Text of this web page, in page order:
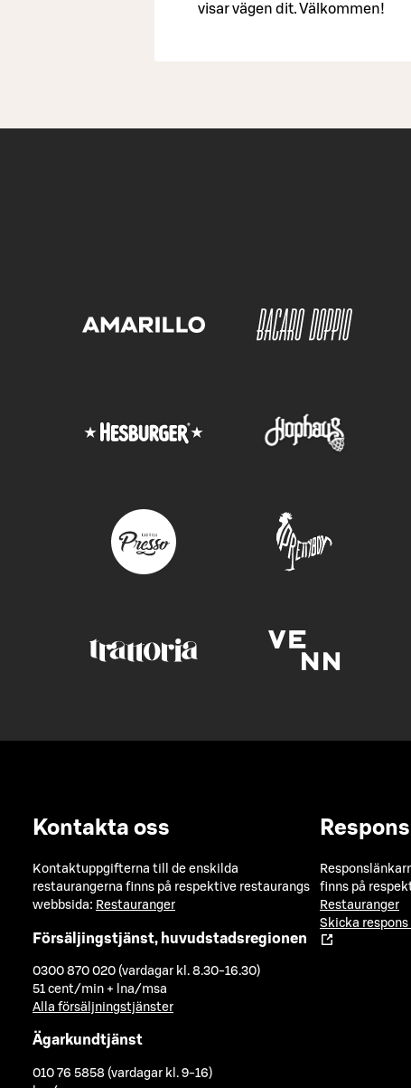
visar vägen dit. Välkommen!
Kontakta oss
Kontaktuppgifterna till de enskilda
restaurangerna finns på respektive restaurangs
webbsida: Restauranger
Försäljingstjänst, huvudstadsregionen
0300 870 020 (vardagar kl. 8.30-16.30)
51 cent/min + lna/msa
Alla försäljningstjänster
Ägarkundtjänst
010 76 5858 (vardagar kl. 9-16)
Respons
finns på
Restauranger
Skicka